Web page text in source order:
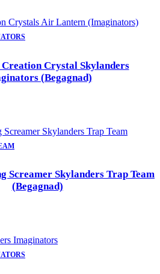
Crystal Skylanders
(Begagnad)
Screamer Skylanders Trap Team
(Begagnad)